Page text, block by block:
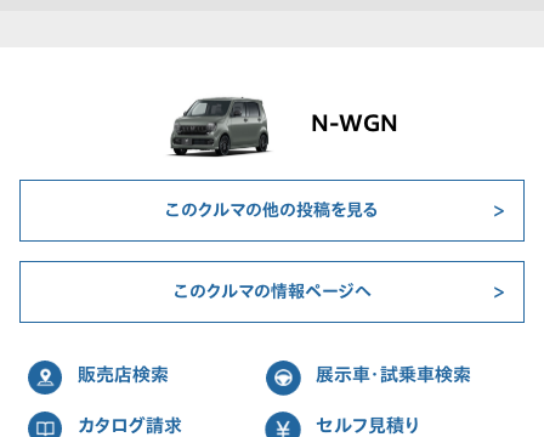
N-WGN
このクルマの他の投稿を見る
このクルマの情報ページへ
販売店検索 展示車・試乗車検索
カタログ請求 セルフ見積り